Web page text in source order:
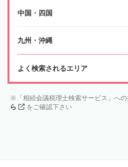
中国・四国
九州・沖縄
よく検索されるエリア
「相続会議税理士検索サービス」へ
ら
をご確認下さい